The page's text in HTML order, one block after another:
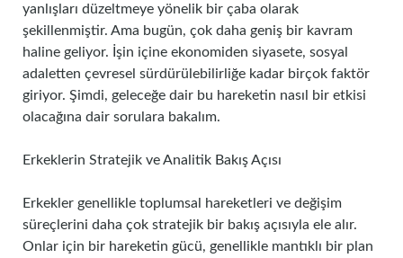
yanlışları düzeltmeye yönelik bir çaba olarak
şekillenmiştir. Ama bugün, çok daha geniş bir kavram
haline geliyor. İşin içine ekonomiden siyasete, sosyal
adaletten çevresel sürdürülebilirliğe kadar birçok faktör
giriyor. Şimdi, geleceğe dair bu hareketin nasıl bir etkisi
olacağına dair sorulara bakalım.
Erkeklerin Stratejik ve Analitik Bakış Açısı
Erkekler genellikle toplumsal hareketleri ve değişim
süreçlerini daha çok stratejik bir bakış açısıyla ele alır.
Onlar için bir hareketin gücü, genellikle mantıklı bir plan